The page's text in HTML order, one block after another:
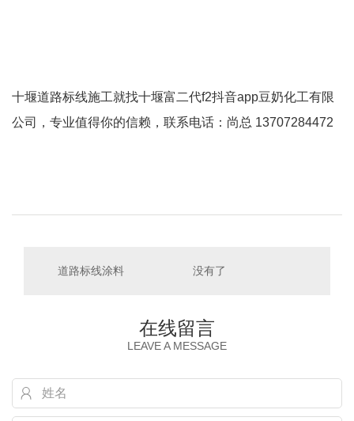
十堰道路标线施工就找十堰富二代f2抖音app豆奶化工有限
公司，专业值得你的信赖，联系电话：尚总 13707284472
道路标线涂料 没有了
在线留言
LEAVE A MESSAGE